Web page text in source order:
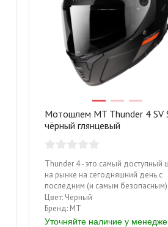
Мотоперчатки Sweep Undertaker 2
Мотошлем MT Thunder 4 SV
чёрный глянцевый
Thunder 4 - это самый доступный
на рынке на сегодняшний день с
последним (и самым безопасным)
сертификатом ECE 22.06!
Цвет: Черный
Бренд: MT
Уточняйте наличие у